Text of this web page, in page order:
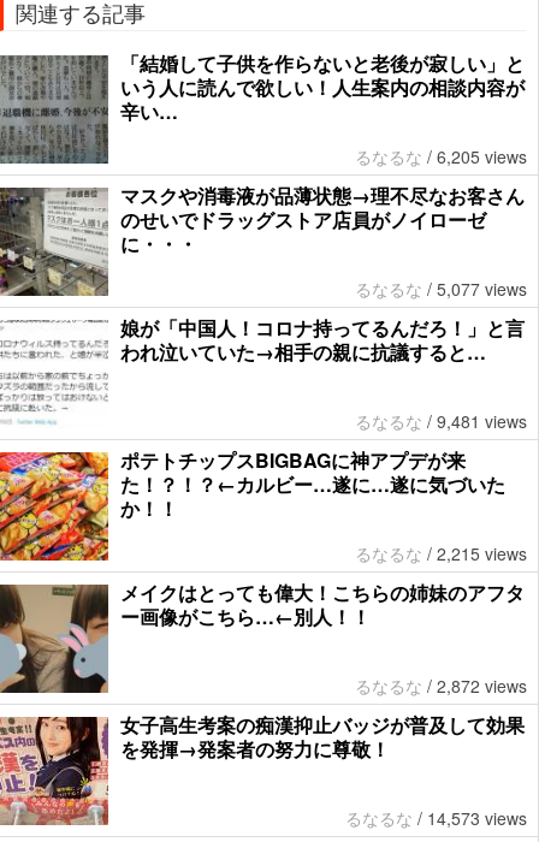
関連する記事
「結婚して子供を作らないと老後が寂しい」と
いう人に読んで欲しい！人生案内の相談内容が
辛い…
るなるな / 6,205 views
マスクや消毒液が品薄状態→理不尽なお客さん
のせいでドラッグストア店員がノイローゼ
に・・・
るなるな / 5,077 views
娘が「中国人！コロナ持ってるんだろ！」と言
われ泣いていた→相手の親に抗議すると…
るなるな / 9,481 views
ポテトチップスBIGBAGに神アプデが来
た！？！？←カルビー…遂に…遂に気づいた
か！！
るなるな / 2,215 views
メイクはとっても偉大！こちらの姉妹のアフタ
ー画像がこちら…←別人！！
るなるな / 2,872 views
女子高生考案の痴漢抑止バッジが普及して効果
を発揮→発案者の努力に尊敬！
るなるな / 14,573 views